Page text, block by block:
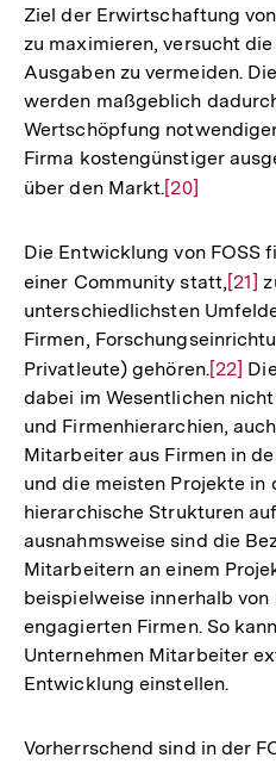
Ziel der Erwirtschaftung
zu maximieren, versucht
Ausgaben zu vermeiden.
werden maßgeblich
Wertschöpfung
Firma kostengünstiger
über den Markt.Zur
der
Fußnote
[20]
Die Entwicklung von FOSS
einer Community statt, Zur
der
[21]
unterschiedlichsten
Firmen,
Privatleute) gehören.Zur
der
[22]
dabei im Wesentlichen
und Firmenhierarchien,
Mitarbeiter aus Firmen in
und die meisten Projekte in
hierarchische Strukturen
ausnahmsweise sind die
Mitarbeitern an einem
beispielweise innerhalb
engagierten Firmen. So
Unternehmen Mitarbeiter
Entwicklung einstellen.
Vorherrschend sind in der